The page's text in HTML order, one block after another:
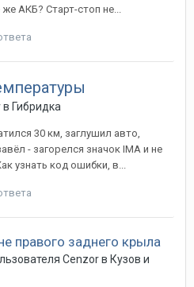
АКБ? Старт-стоп не...
в Гибридка
30 км, заглушил авто,
- загорелся значок IMA и не
узнать код ошибки, в...
правого заднего крыла
Cenzorв Кузов и